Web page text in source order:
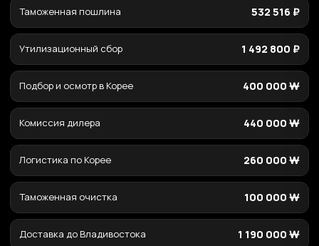
Таможенная пошлина 532 516 ₽
Утилизационный сбор 1 492 800 ₽
Подбор и осмотр в Корее 400 000 ₩
Комиссия дилера 440 000 ₩
Логистика по Корее 260 000 ₩
Таможенная очистка 100 000 ₩
Доставка до Владивостока 1 190 000 ₩